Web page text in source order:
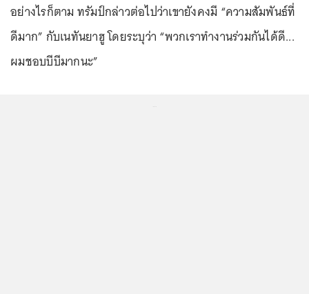
อย่างไรก็ตาม ทรัมป์กล่าวต่อไปว่าเขายังคงมี “ความสัมพันธ์ที่
ดีมาก” กับเนทันยาฮู โดยระบุว่า “พวกเราทำงานร่วมกันได้ดี...
ผมชอบบีบีมากนะ”